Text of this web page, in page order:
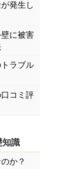
発生し
に被害
ラブル
コミ評
知識
か？